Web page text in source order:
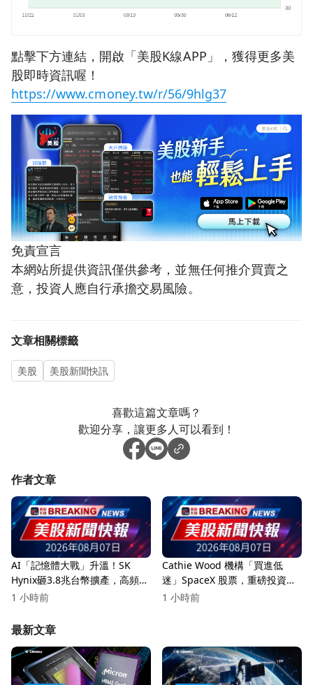
點擊下方連結，開啟「美股K線APP」，獲得更多美
股即時資訊喔！
https://www.cmoney.tw/r/56/9hlg37
免責宣言
本網站所提供資訊僅供參考，並無任何推介買賣之
意，投資人應自行承擔交易風險。
文章相關標籤
美股 美股新聞快訊
喜歡這篇文章嗎？
歡迎分享，讓更多人可以看到！
作者文章
AI「記憶體大戰」升溫！SK
Hynix砸3.8兆台幣擴產，高頻寬
記憶體恐缺到2028年
1 小時前
Cathie Wood 機構「買進低
迷」SpaceX 股票，重磅投資引
發市場關注！
1 小時前
最新文章